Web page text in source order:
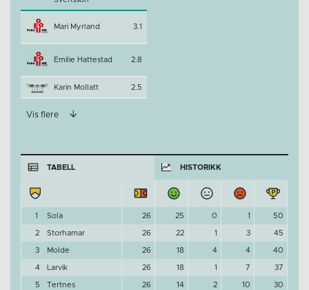
Mari Myrland 3.1
Emilie Hattestad 2.8
Karin Mollatt 2.5
Vis flere
TABELL HISTORIKK
1 Sola 26 25 0 1 50
2 Storhamar 26 22 1 3 45
3 Molde 26 18 4 4 40
4 Larvik 26 18 1 7 37
5 Tertnes 26 14 2 10 30